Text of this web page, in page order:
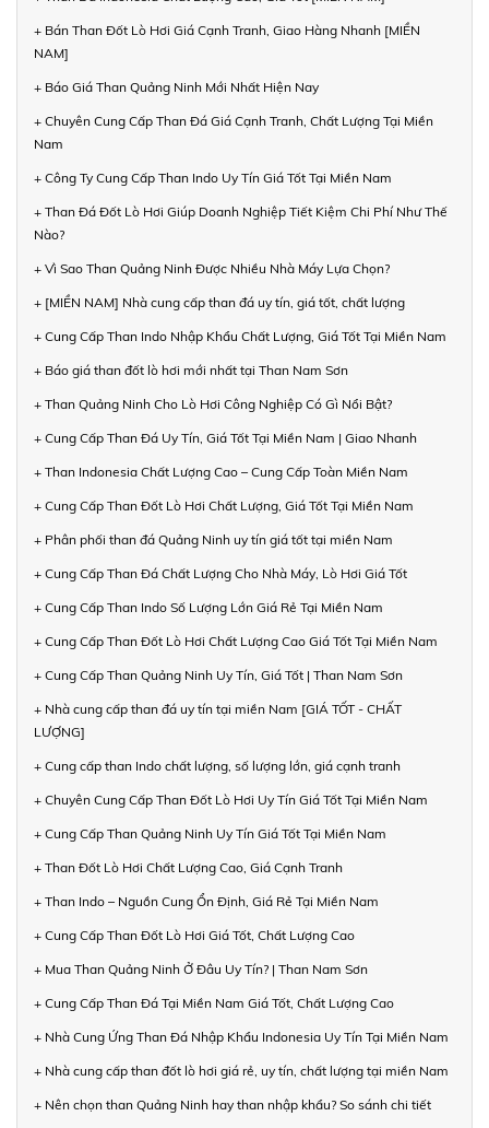
+ Bán Than Đốt Lò Hơi Giá Cạnh Tranh, Giao Hàng Nhanh [MIỀN
NAM]
+ Báo Giá Than Quảng Ninh Mới Nhất Hiện Nay
+ Chuyên Cung Cấp Than Đá Giá Cạnh Tranh, Chất Lượng Tại Miền
Nam
+ Công Ty Cung Cấp Than Indo Uy Tín Giá Tốt Tại Miền Nam
+ Than Đá Đốt Lò Hơi Giúp Doanh Nghiệp Tiết Kiệm Chi Phí Như Thế
Nào?
+ Vì Sao Than Quảng Ninh Được Nhiều Nhà Máy Lựa Chọn?
+ [MIỀN NAM] Nhà cung cấp than đá uy tín, giá tốt, chất lượng
+ Cung Cấp Than Indo Nhập Khẩu Chất Lượng, Giá Tốt Tại Miền Nam
+ Báo giá than đốt lò hơi mới nhất tại Than Nam Sơn
+ Than Quảng Ninh Cho Lò Hơi Công Nghiệp Có Gì Nổi Bật?
+ Cung Cấp Than Đá Uy Tín, Giá Tốt Tại Miền Nam | Giao Nhanh
+ Than Indonesia Chất Lượng Cao – Cung Cấp Toàn Miền Nam
+ Cung Cấp Than Đốt Lò Hơi Chất Lượng, Giá Tốt Tại Miền Nam
+ Phân phối than đá Quảng Ninh uy tín giá tốt tại miền Nam
+ Cung Cấp Than Đá Chất Lượng Cho Nhà Máy, Lò Hơi Giá Tốt
+ Cung Cấp Than Indo Số Lượng Lớn Giá Rẻ Tại Miền Nam
+ Cung Cấp Than Đốt Lò Hơi Chất Lượng Cao Giá Tốt Tại Miền Nam
+ Cung Cấp Than Quảng Ninh Uy Tín, Giá Tốt | Than Nam Sơn
+ Nhà cung cấp than đá uy tín tại miền Nam [GIÁ TỐT - CHẤT
LƯỢNG]
+ Cung cấp than Indo chất lượng, số lượng lớn, giá cạnh tranh
+ Chuyên Cung Cấp Than Đốt Lò Hơi Uy Tín Giá Tốt Tại Miền Nam
+ Cung Cấp Than Quảng Ninh Uy Tín Giá Tốt Tại Miền Nam
+ Than Đốt Lò Hơi Chất Lượng Cao, Giá Cạnh Tranh
+ Than Indo – Nguồn Cung Ổn Định, Giá Rẻ Tại Miền Nam
+ Cung Cấp Than Đốt Lò Hơi Giá Tốt, Chất Lượng Cao
+ Mua Than Quảng Ninh Ở Đâu Uy Tín? | Than Nam Sơn
+ Cung Cấp Than Đá Tại Miền Nam Giá Tốt, Chất Lượng Cao
+ Nhà Cung Ứng Than Đá Nhập Khẩu Indonesia Uy Tín Tại Miền Nam
+ Nhà cung cấp than đốt lò hơi giá rẻ, uy tín, chất lượng tại miền Nam
+ Nên chọn than Quảng Ninh hay than nhập khẩu? So sánh chi tiết